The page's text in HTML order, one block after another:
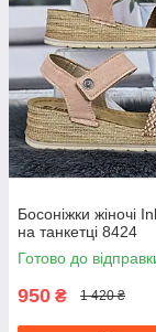
Босоніжки жіночі
на танкетці 8424
Готово до
950 ₴ 1 420 ₴